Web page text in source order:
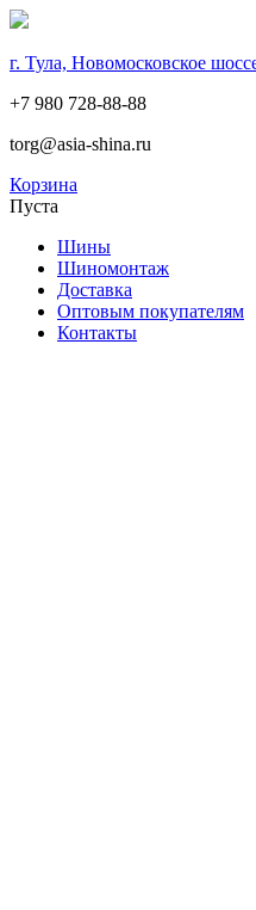
г. Тула, Новомосковское
+7 980 728-88-88
torg@asia-shina.ru
Корзина
Пуста
Шины
Шиномонтаж
Доставка
Оптовым покупателям
Контакты